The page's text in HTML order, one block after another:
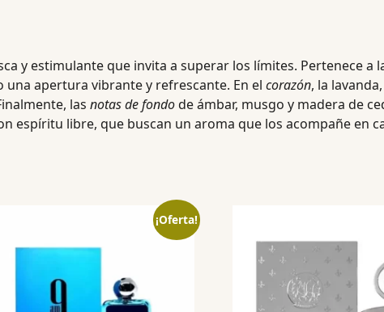
y estimulante que invita a superar los límites. Pertenece a
apertura vibrante y refrescante. En el corazón, la
las notas de fondode ámbar, musgo y madera de
espíritu libre, que buscan un aroma que los acompañe en
¡Oferta!